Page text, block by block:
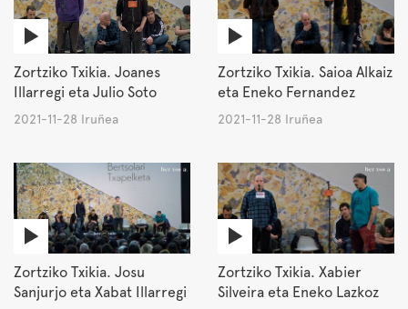
Zortziko Txikia. Joanes
Illarregi eta Julio Soto
2021-11-28 Iruñea
Zortziko Txikia. Saioa Alkaiz
eta Eneko Fernandez
2021-11-28 Iruñea
Zortziko Txikia. Josu
Sanjurjo eta Xabat Illarregi
Zortziko Txikia. Xabier
Silveira eta Eneko Lazkoz